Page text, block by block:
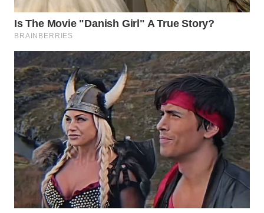
KEPULAUAN
SERIBU
WN
TANGERANG
WN
BINJAI
WN
CIREBON
WN
INDRAMAYU